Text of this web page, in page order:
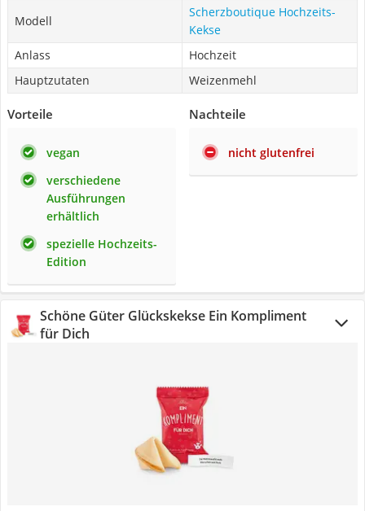
Modell
Scherzboutique Hochzeits-
Kekse
Anlass
Hochzeit
Hauptzutaten
Weizenmehl
Vorteile
vegan
verschiedene
Ausführungen
erhältlich
spezielle Hochzeits-
Edition
Nachteile
nicht glutenfrei
Schöne Güter Glückskekse Ein Kompliment
für Dich